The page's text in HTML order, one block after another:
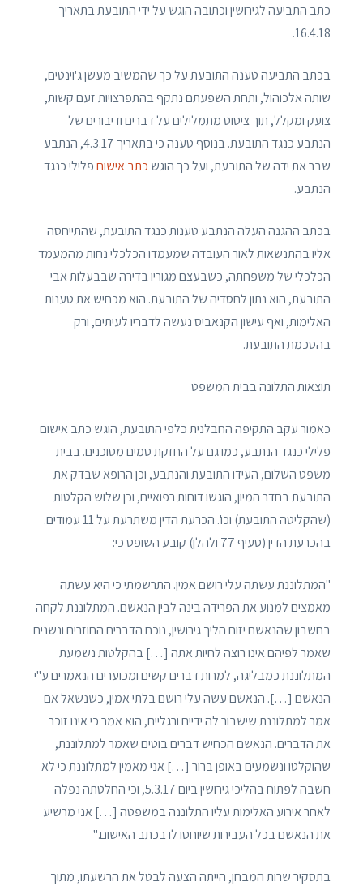
כתב התביעה לגירושין וכתובה הוגש על ידי התובעת בתאריך
16.4.18.
בכתב התביעה טענה התובעת על כך שהמשיב מעשן ג'וינטים,
שותה אלכוהול, ותחת השפעתם נתקף בהתפרצויות זעם קשות,
צועק ומקלל, תוך ציטוט מתמלילים על דברים ודיבורים של
הנתבע כנגד התובעת. בנוסף טענה כי בתאריך 4.3.17, הנתבע
שבר את ידה של התובעת, ועל כך הוגש כתב אישוםפלילי כנגד
הנתבע.
בכתב ההגנה העלה הנתבע טענות כנגד התובעת, שהתייחסה
אליו בהתנשאות לאור העובדה שמעמדו הכלכלי נחות מהמעמד
הכלכלי של משפחתה, כשבעצם מגוריו בדירה שבבעלות אבי
התובעת, הוא נתון לחסדיה של התובעת. הוא מכחיש את טענות
האלימות, ואף עישון הקנאביס נעשה לדבריו לעיתים, ורק
בהסכמת התובעת.
תוצאות התלונה בבית המשפט
כאמור עקב התקיפה החבלנית כלפי התובעת, הוגש כתב אישום
פלילי כנגד הנתבע, כמו גם על החזקת סמים מסוכנים. בבית
משפט השלום, העידו התובעת והנתבע, וכן הרופא שבדק את
התובעת בחדר המיון, הוגשו דוחות רפואיים, וכן שלוש הקלטות
(שהקליטה התובעת) וכו'. הכרעת הדין משתרעת על 11 עמודים.
בהכרעת הדין (סעיף 77 ולהלן) קובע השופט כי:
"המתלוננת עשתה עלי רושם אמין. התרשמתי כי היא עשתה
מאמצים למנוע את הפרידה בינה לבין הנאשם. המתלוננת לקחה
בחשבון שהנאשם יזום הליך גירושין, נוכח הדברים החוזרים ונשנים
שאמר לפיהם אינו רוצה לחיות אתה […] בהקלטות נשמעת
המתלוננת כמבליגה, למרות דברים קשים ומכוערים הנאמרים ע"י
הנאשם […]. הנאשם עשה עלי רושם בלתי אמין, כשנשאל אם
אמר למתלוננת שישבור לה ידיים ורגליים, הוא אמר כי אינו זוכר
את הדברים. הנאשם הכחיש דברים בוטים שאמר למתלוננת,
שהוקלטו ונשמעים באופן ברור […] אני מאמין למתלוננת כי לא
חשבה לפתוח בהליכי גירושין ביום 5.3.17, וכי החלטתה נפלה
לאחר אירוע האלימות עליו התלוננה במשפטה […] אני מרשיע
את הנאשם בכל העבירות שיוחסו לו בכתב האישום."
בתסקיר שרות המבחן, הייתה הצעה לבטל את הרשעתו, מתוך